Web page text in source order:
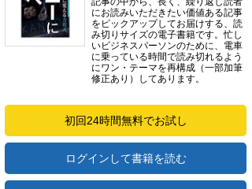
にお読みいただきたい価値ある記事
をピックアップしてお届けする、読
み切りサイズの電子書籍です。忙し
いビジネスパーソンのために、電車
に乗っている時間で読み切れるよう
にワン・テーマを再構成（一部加筆
修正あり）してあります。
初回24時間無料でお試し
ログインして書籍を読む